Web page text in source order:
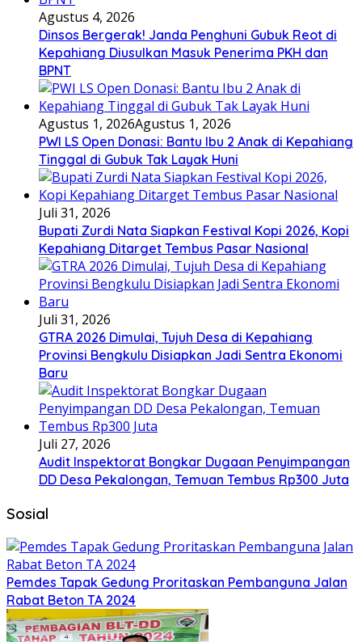
Agustus 4, 2026
Dinsos Bergerak! Janda Penghuni Gubuk Reot di
Kepahiang Diusulkan Masuk Penerima PKH dan
BPNT
Agustus 1, 2026Agustus 1, 2026
PWI LS Open Donasi: Bantu Ibu 2 Anak di Kepahiang
Tinggal di Gubuk Tak Layak Huni
Juli 31, 2026
Bupati Zurdi Nata Siapkan Festival Kopi 2026, Kopi
Kepahiang Ditarget Tembus Pasar Nasional
Juli 31, 2026
GTRA 2026 Dimulai, Tujuh Desa di Kepahiang
Provinsi Bengkulu Disiapkan Jadi Sentra Ekonomi
Baru
Juli 27, 2026
Audit Inspektorat Bongkar Dugaan Penyimpangan
DD Desa Pekalongan, Temuan Tembus Rp300 Juta
Sosial
Pemdes Tapak Gedung Proritaskan Pembanguna Jalan
Rabat Beton TA 2024